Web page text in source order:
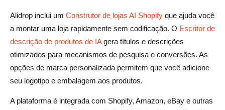
Alidrop inclui um Construtor de lojas AI Shopify que ajuda você
a montar uma loja rapidamente sem codificação. O Escritor de
descrição de produtos de IAgera títulos e descrições
otimizados para mecanismos de pesquisa e conversões. As
opções de marca personalizada permitem que você adicione
seu logotipo e embalagem aos produtos.
A plataforma é integrada com Shopify, Amazon, eBay e outras